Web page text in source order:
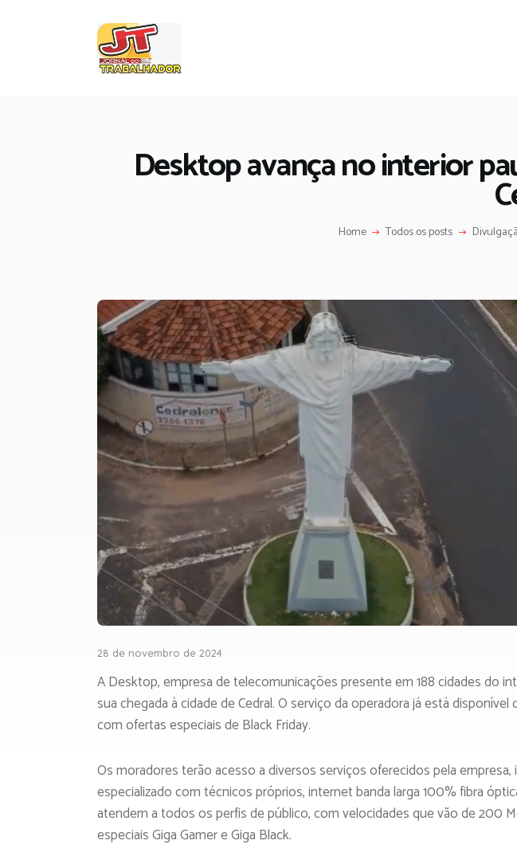
Desktop avança no interior
Home Todos os posts
28 de novembro de 2024
A Desktop, empresa de telecomunicações presente em 188 cidades do
sua chegada à cidade de Cedral. O serviço da operadora já está
com ofertas especiais de Black Friday.
Os moradores terão acesso a diversos serviços oferecidos pela
especializado com técnicos próprios, internet banda larga 100% fibra
atendem a todos os perfis de público, com velocidades que vão de 200
especiais Giga Gamer e Giga Black.